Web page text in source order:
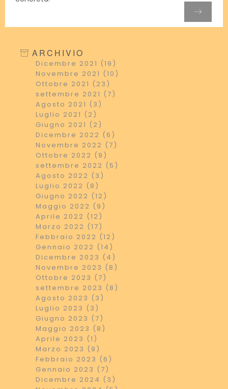
ARCHIVIO
Dicembre 2021 (19)
Novembre 2021 (10)
Ottobre 2021 (23)
settembre 2021 (7)
Agosto 2021 (3)
Luglio 2021 (2)
Giugno 2021 (2)
Dicembre 2022 (6)
Novembre 2022 (7)
Ottobre 2022 (9)
settembre 2022 (5)
Agosto 2022 (3)
Luglio 2022 (8)
Giugno 2022 (12)
Maggio 2022 (9)
Aprile 2022 (12)
Marzo 2022 (17)
Febbraio 2022 (12)
Gennaio 2022 (14)
Dicembre 2023 (4)
Novembre 2023 (8)
Ottobre 2023 (7)
settembre 2023 (8)
Agosto 2023 (3)
Luglio 2023 (3)
Giugno 2023 (7)
Maggio 2023 (8)
Aprile 2023 (1)
Marzo 2023 (9)
Febbraio 2023 (6)
Gennaio 2023 (7)
Dicembre 2024 (3)